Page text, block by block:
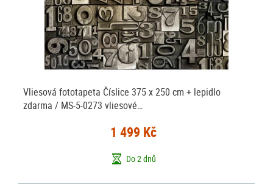
Vliesová fototapeta Číslice 375 x 250 cm + lepidlo
zdarma / MS-5-0273 vliesové…
1 499 Kč
Do 2 dnů